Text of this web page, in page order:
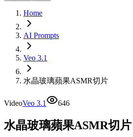
Home
AI Prompts
Veo 3.1
水晶玻璃蘋果ASMR切片
VideoVeo 3.1 646
水晶玻璃蘋果ASMR切片